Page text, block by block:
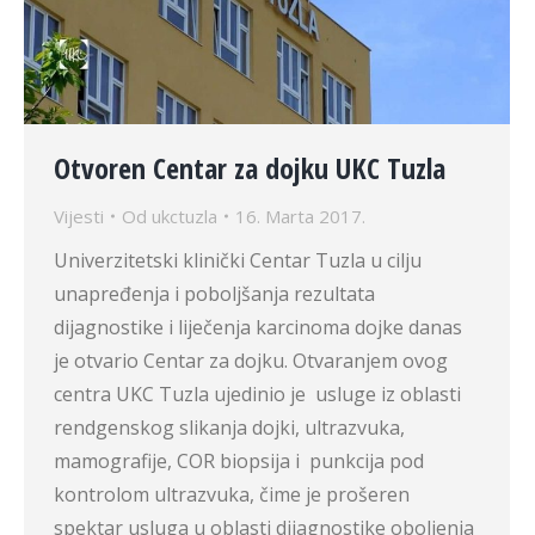
Otvoren Centar za dojku UKC Tuzla
Vijesti Od ukctuzla 16. Marta 2017.
Univerzitetski klinički Centar Tuzla u cilju
unapređenja i poboljšanja rezultata
dijagnostike i liječenja karcinoma dojke danas
je otvario Centar za dojku. Otvaranjem ovog
centra UKC Tuzla ujedinio je usluge iz oblasti
rendgenskog slikanja dojki, ultrazvuka,
mamografije, COR biopsija i punkcija pod
kontrolom ultrazvuka, čime je prošeren
spektar usluga u oblasti dijagnostike oboljenja